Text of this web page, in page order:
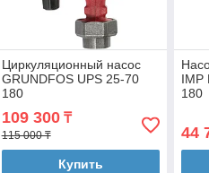
Циркуляционный насос
GRUNDFOS UPS 25-70
180
109 300₸
115 000 ₸
Купить
IMP
180
44